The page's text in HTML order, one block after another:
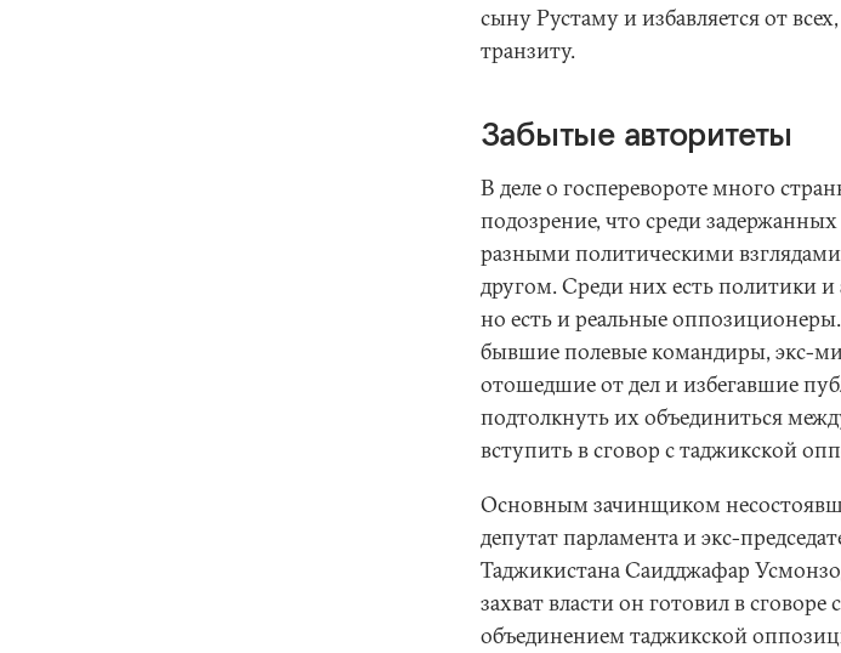
сыну Рустаму и избавляется от
транзиту.
Забытые авторитеты
В деле о госперевороте много
подозрение, что среди задержанных
разными политическими
другом. Среди них есть политики
но есть и реальные
бывшие полевые командиры, экс-
отошедшие от дел и избегавшие
подтолкнуть их объединиться
вступить в сговор с таджикской
Основным зачинщиком
депутат парламента и экс-
Таджикистана Саидджафар
захват власти он готовил в
объединением таджикской